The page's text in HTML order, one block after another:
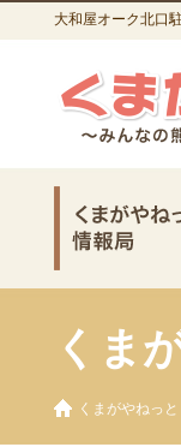
大和屋オーク北口
くま
くまがやねっと